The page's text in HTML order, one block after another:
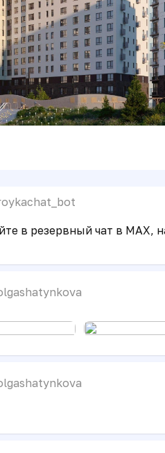
в резервный чат в
в резервный чат в MAX,